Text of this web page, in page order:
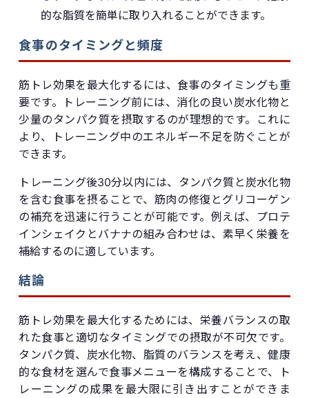
的な脂質を簡単に取り入れることができます。
食事のタイミングと頻度
筋トレ効果を最大化するには、食事のタイミングも重
要です。トレーニング前には、消化の良い炭水化物と
少量のタンパク質を摂取するのが理想的です。これに
より、トレーニング中のエネルギー不足を防ぐことが
できます。
トレーニング後30分以内には、タンパク質と炭水化物
を含む食事を摂ることで、筋肉の修復とグリコーゲン
の補充を迅速に行うことが可能です。例えば、プロテ
インシェイクとバナナの組み合わせは、素早く栄養を
補給するのに適しています。
結論
筋トレ効果を最大化するためには、栄養バランスの取
れた食事と適切なタイミングでの摂取が不可欠です。
タンパク質、炭水化物、脂質のバランスを考え、健康
的な食材を選んで食事メニューを構成することで、ト
レーニングの成果を最大限に引き出すことができま